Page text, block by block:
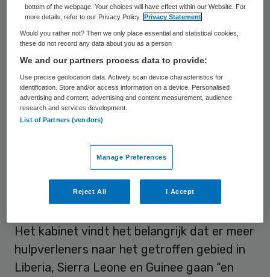
Evacuatievliegtuig
Dat heeft minister Lilianne Ploumen van
maatregelen genomen om Nederlanders
met ebola-symptomen te kunnen
terughalen. Zo is met de Amerikanen
afgesproken dat daarvoor een
evacuatievliegtuig kan worden gebruikt.
Repatriëring
Het kabinet vindt het belangrijk dat er meer
hulpverleners naar het getroffen gebied in
Liberia, Sierra Leone en Guinee gaan “en
bottom of the webpage. Your choices will have effect within our Website. For
more details, refer to our Privacy Policy.
Privacy Statement
Would you rather not? Then we only place essential and statistical cookies,
these do not record any data about you as a person
We and our partners process data to provide:
Use precise geolocation data. Actively scan device characteristics for
identification. Store and/or access information on a device. Personalised
advertising and content, advertising and content measurement, audience
research and services development.
List of Partners (vendors)
Manage Preferences
Reject All I Accept